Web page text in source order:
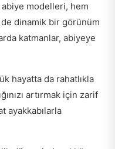
abiye modelleri, hem
dinamik bir görünüm
katmanlar, abiyeye
hayatta da rahatlıkla
artırmak için zarif
ayakkabılarla